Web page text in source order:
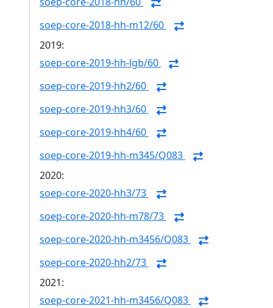
soep-core-2018-hh-m12/60
2019:
soep-core-2019-hh-lgb/60
soep-core-2019-hh2/60
soep-core-2019-hh3/60
soep-core-2019-hh4/60
soep-core-2019-hh-m345/Q083
2020:
soep-core-2020-hh3/73
soep-core-2020-hh-m78/73
soep-core-2020-hh-m3456/Q083
soep-core-2020-hh2/73
2021:
soep-core-2021-hh-m3456/Q083